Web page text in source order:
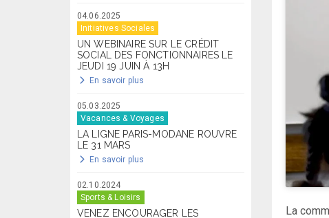
La
04.06.2025
Initiatives Sociales
UN WEBINAIRE SUR LE CRÉDIT
SOCIAL DES FONCTIONNAIRES LE
JEUDI 19 JUIN À 13H
En savoir plus
05.03.2025
Vacances & Voyages
LA LIGNE PARIS-MODANE ROUVRE
LE 31 MARS
En savoir plus
02.10.2024
Sports & Loisirs
VENEZ ENCOURAGER LES